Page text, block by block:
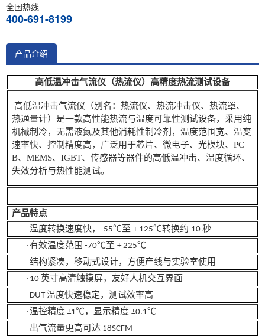
全国热线
400-691-8199
产品介绍
高低温冲击气流仪（热流仪）高精度热流测试设备
高低温冲击气流仪（别名：热流仪、热流冲击仪、热流罩、
热通量计）是一款高性能热流与温度可靠性测试设备，采用纯
机械制冷，无需液氮及其他消耗性制冷剂，温度范围宽、温变
速率快、控制精度高，广泛用于芯片、微电子、光模块、 PC
B、MEMS、IGBT、传感器等器件的高低温冲击、温度循环、
失效分析与热性能测试。
产品特点
· 温度转换速度快， -55℃至 + 125℃转换约 10 秒
· 有效温度范围 -70℃至 + 225℃
· 结构紧凑，移动式设计，方便产线与实验室使用
· 10 英寸高清触摸屏，友好人机交互界面
· DUT温度快速稳定，测试效率高
· 温控精度 ±1℃，显示精度 ±0.1℃
· 出气流量更高可达 18SCFM